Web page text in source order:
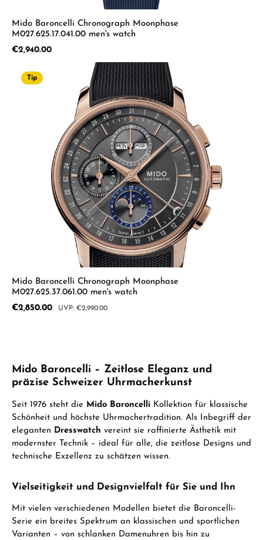
Mido Baroncelli Chronograph Moonphase
M027.625.17.041.00 men's watch
Regular price:
€2,940.00
Tip
Mido Baroncelli Chronograph Moonphase
M027.625.37.061.00 men's watch
Sale price:
€2,850.00 Regular price:
€2,990.00
Mido Baroncelli – Zeitlose Eleganz und
präzise Schweizer Uhrmacherkunst
Seit 1976 steht die Mido Baroncelli Kollektion für klassische
Schönheit und höchste Uhrmachertradition. Als Inbegriff der
eleganten Dresswatch vereint sie raffinierte Ästhetik mit
modernster Technik – ideal für alle, die zeitlose Designs und
technische Exzellenz zu schätzen wissen.
Vielseitigkeit und Designvielfalt für Sie und Ihn
Mit vielen verschiedenen Modellen bietet die Baroncelli-
Serie ein breites Spektrum an klassischen und sportlichen
Varianten – von schlanken Damenuhren bis hin zu